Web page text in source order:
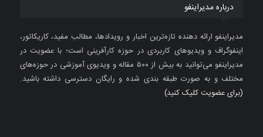
درباره مدیراینفو
مدیراینفو ارائه دهنده تازه‌ترین اخبار و رویدادها، مطالب مفید، کاریکاتور،
اینفوگراف و ویدیوهای کاربردی در حوزه کارآفرینی است؛ با عضویت در
مدیراینفو می‌توانید به بیش از ۵۰۰ مقاله و ویدیوی آموزشی در حوزه‌های
مختلف و به صورت طبقه بندی شده و رایگان دسترسی داشته باشید.
(برای عضویت کلیک کنید)